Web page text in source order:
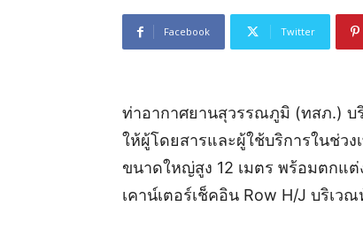
Facebook Twitter
ท่าอากาศยานสุวรรณภูมิ (ทสภ.) บ
ให้ผู้โดยสารและผู้ใช้บริการในช่ว
ขนาดใหญ่สูง 12 เมตร พร้อมตกแ
เคาน์เตอร์เช็คอิน Row H/J บริเว